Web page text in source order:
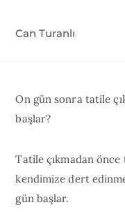
Can Turanlı
On gün sonra tatile
başlar?
Tatile çıkmadan
kendimize dert
gün başlar.